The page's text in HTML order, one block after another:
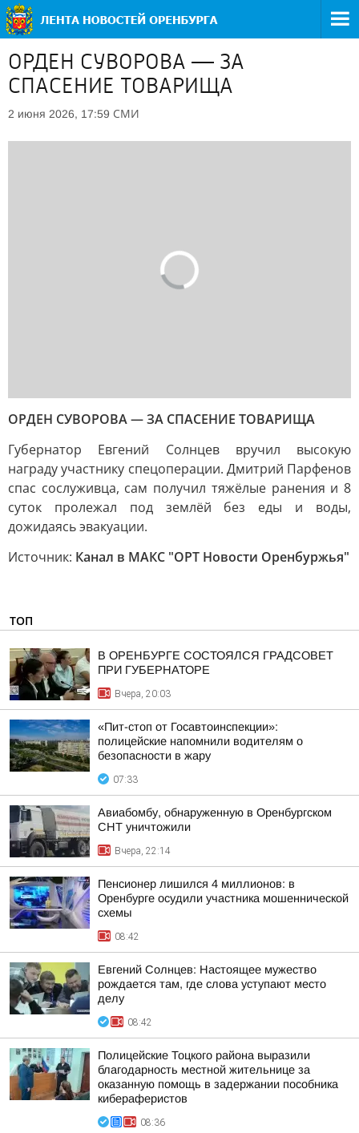
ОРДЕН СУВОРОВА — ЗА
СПАСЕНИЕ ТОВАРИЩА
2 июня 2026, 17:59 СМИ
ОРДЕН СУВОРОВА — ЗА СПАСЕНИЕ ТОВАРИЩА
Губернатор Евгений Солнцев вручил высокую
награду участнику спецоперации. Дмитрий Парфенов
спас сослуживца, сам получил тяжёлые ранения и 8
суток пролежал под землёй без еды и воды,
дожидаясь эвакуации.
Источник: Канал в МАКС "ОРТ Новости Оренбуржья"
ТОП
В ОРЕНБУРГЕ СОСТОЯЛСЯ ГРАДСОВЕТ
ПРИ ГУБЕРНАТОРЕ
Вчера, 20:03
«Пит-стоп от Госавтоинспекции»:
полицейские напомнили водителям о
безопасности в жару
07:33
Авиабомбу, обнаруженную в Оренбургском
СНТ уничтожили
Вчера, 22:14
Пенсионер лишился 4 миллионов: в
Оренбурге осудили участника мошеннической
схемы
08:42
Евгений Солнцев: Настоящее мужество
рождается там, где слова уступают место
делу
08:42
Полицейские Тоцкого района выразили
благодарность местной жительнице за
оказанную помощь в задержании пособника
кибераферистов
08:36